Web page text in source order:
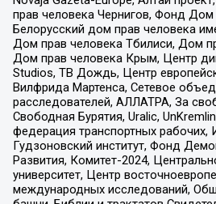
прав человека Чернигов, Фонд
Белорусский дом прав человека
Дом прав человека Тбилиси, Дом
Дом прав человека Крым, Центр
Studios, ТВ Дождь, Центр
Вилфрида Мартенса, Сетевое
расследователей, АЛЛАТРА, За
Свободная Бурятия, Uralic,
федерация транспортных рабочих,
Гудзоновский институт, Фонд
Развития, Комитет-2024,
университет, Центр
международных исследований,